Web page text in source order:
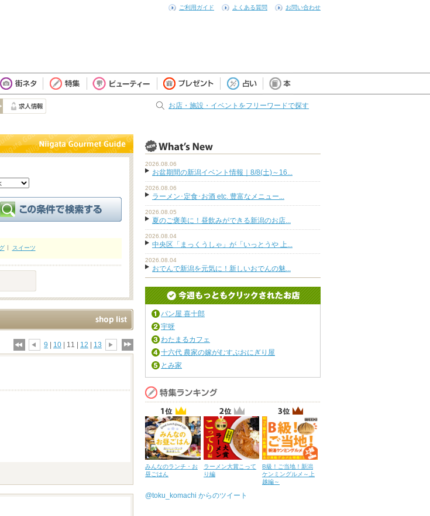
ご利用ガイド よくある質問 お問い合わせ
お店・施設・イベントをフリーワードで探す
スイーツ
9 10 | 11 | 12 13
2026.08.06
お盆期間の新潟イベント情報｜8/8(土)～16...
2026.08.06
ラーメン･定食･お酒 etc. 豊富なメニュー...
2026.08.05
夏のご褒美に！昼飲みができる新潟のお店...
2026.08.04
中央区「まっくうしゃ」が「いっとうや 上...
2026.08.04
おでんで新潟を元気に！新しいおでんの魅...
パン屋 喜十郎
宇呀
わたまるカフェ
十六代 農家の嫁がむすぶおにぎり屋
とみ家
みんなのランチ・お
昼ごはん
ラーメン大賞こって
り編
B級！ご当地！新潟
ケンミングルメ～上
越編～
@toku_komachi からのツイート